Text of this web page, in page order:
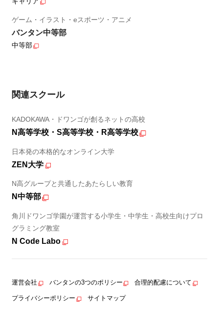
ゲーム・イラスト・eスポーツ・アニメ
バンタン中等部
中等部
関連スクール
KADOKAWA・ドワンゴが創るネットの高校
N高等学校・S高等学校・R高等学校
日本発の本格的なオンライン大学
ZEN大学
N高グループと共通したあたらしい教育
N中等部
角川ドワンゴ学園が運営する小学生・中学生・高校生向けプロ
グラミング教室
N Code Labo
運営会社 バンタンの3つのポリシー 合理的配慮について
プライバシーポリシー サイトマップ